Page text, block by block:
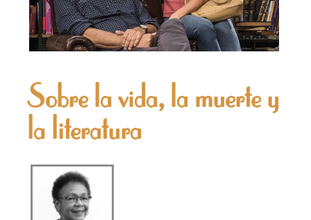
Sobre la vida, la muerte y
la literatura